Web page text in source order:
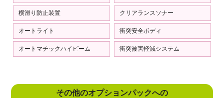
横滑り防止装置 クリアランスソナー
オートライト 衝突安全ボディ
オートマチックハイビーム 衝突被害軽減システム
その他のオプションパックへの